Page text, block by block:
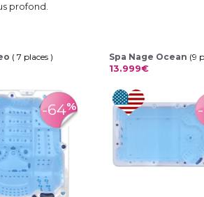
profond.
( 7 places )
-64%
Spa Nage Ocean (9
13.999€